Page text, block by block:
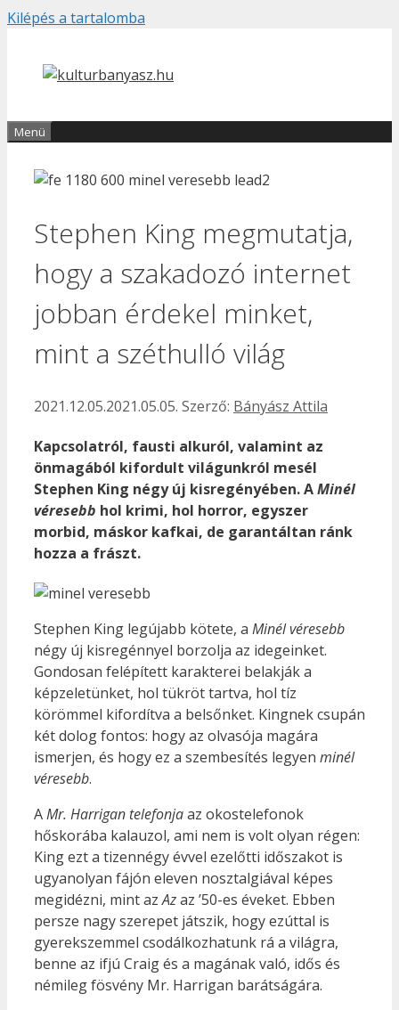
Kilépés a tartalomba
Menü
Stephen King megmutatja,
hogy a szakadozó internet
jobban érdekel minket,
mint a széthulló világ
2021.12.05.2021.05.05. Szerző: Bányász Attila
Kapcsolatról, fausti alkuról, valamint az
önmagából kifordult világunkról mesél
Stephen King négy új kisregényében. AMinél
véresebb hol krimi, hol horror, egyszer
morbid, máskor kafkai, de garantáltan ránk
hozza a frászt.
Stephen King legújabb kötete, a Minél véresebb
négy új kisregénnyel borzolja az idegeinket.
Gondosan felépített karakterei belakják a
képzeletünket, hol tükröt tartva, hol tíz
körömmel kifordítva a belsőnket. Kingnek csupán
két dolog fontos: hogy az olvasója magára
ismerjen, és hogy ez a szembesítés legyen minél
véresebb.
AMr. Harrigan telefonjaaz okostelefonok
hőskorába kalauzol, ami nem is volt olyan régen:
King ezt a tizennégy évvel ezelőtti időszakot is
ugyanolyan fájón eleven nosztalgiával képes
megidézni, mint azAzaz ’50-es éveket. Ebben
persze nagy szerepet játszik, hogy ezúttal is
gyerekszemmel csodálkozhatunk rá a világra,
benne az ifjú Craig és a magának való, idős és
némileg fösvény Mr. Harrigan barátságára.